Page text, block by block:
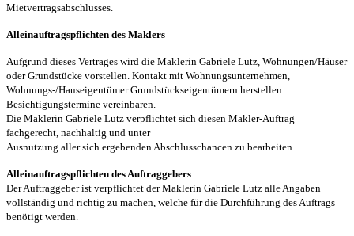
Mietvertragsabschlusses.
Alleinauftragspflichten des Maklers
Aufgrund dieses Vertrages wird die Maklerin Gabriele Lutz, Wohnungen/Häuser
oder Grundstücke vorstellen. Kontakt mit Wohnungsunternehmen,
Wohnungs-/Hauseigentümer Grundstückseigentümern herstellen.
Besichtigungstermine vereinbaren.
Die Maklerin Gabriele Lutz verpflichtet sich diesen Makler-Auftrag
fachgerecht, nachhaltig und unter
Ausnutzung aller sich ergebenden Abschlusschancen zu bearbeiten.
Alleinauftragspflichten des Auftraggebers
Der Auftraggeber ist verpflichtet der Maklerin Gabriele Lutz alle Angaben
vollständig und richtig zu machen, welche für die Durchführung des Auftrags
benötigt werden.